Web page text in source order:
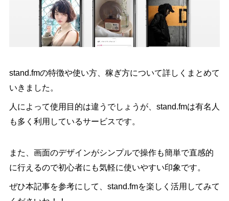
stand.fmの特徴や使い方、稼ぎ方について詳しくまとめて
いきました。
人によって使用目的は違うでしょうが、stand.fmは有名人
も多く利用しているサービスです。
また、画面のデザインがシンプルで操作も簡単で直感的
に行えるので初心者にも気軽に使いやすい印象です。
ぜひ本記事を参考にして、stand.fmを楽しく活用してみて